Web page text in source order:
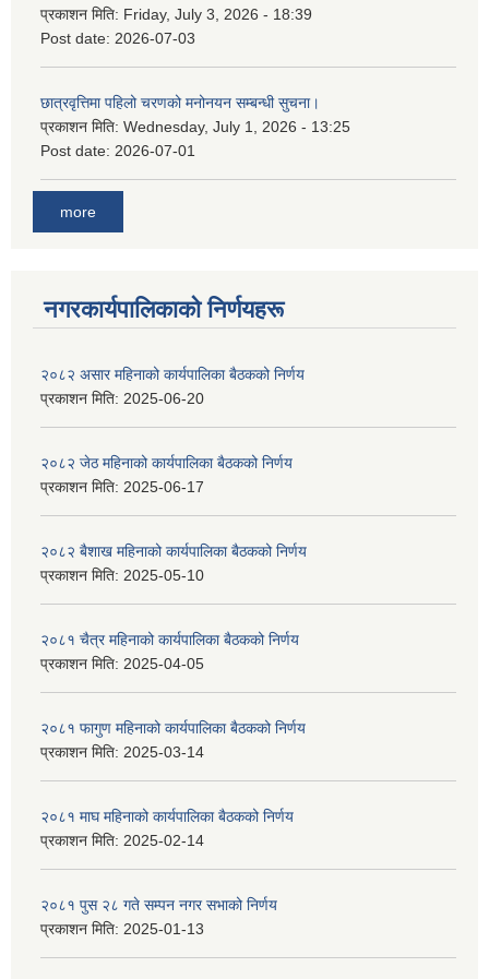
प्रकाशन मिति: Friday, July 3, 2026 - 18:39
Post date: 2026-07-03
छात्रवृत्तिमा पहिलो चरणको मनोनयन सम्बन्धी सुचना।
प्रकाशन मिति: Wednesday, July 1, 2026 - 13:25
Post date: 2026-07-01
more
नगरकार्यपालिकाकाे निर्णयहरू
२०८२ असार महिनाको कार्यपालिका बैठकको निर्णय
प्रकाशन मिति: 2025-06-20
२०८२ जेठ महिनाको कार्यपालिका बैठकको निर्णय
प्रकाशन मिति: 2025-06-17
२०८२ बैशाख महिनाको कार्यपालिका बैठकको निर्णय
प्रकाशन मिति: 2025-05-10
२०८१ चैत्र महिनाको कार्यपालिका बैठकको निर्णय
प्रकाशन मिति: 2025-04-05
२०८१ फागुण महिनाको कार्यपालिका बैठकको निर्णय
प्रकाशन मिति: 2025-03-14
२०८१ माघ महिनाको कार्यपालिका बैठकको निर्णय
प्रकाशन मिति: 2025-02-14
२०८१ पुस २८ गते सम्प‍न नगर सभाको निर्णय
प्रकाशन मिति: 2025-01-13